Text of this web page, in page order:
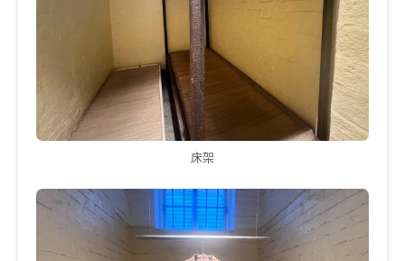
床架